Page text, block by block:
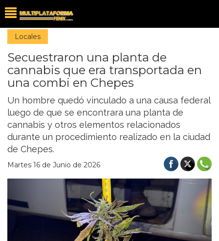
Locales
Secuestraron una planta de
cannabis que era transportada en
una combi en Chepes
Un hombre quedó vinculado a una causa federal
luego de que se encontrara una planta de
cannabis y otros elementos relacionados
durante un procedimiento realizado en la ciudad
de Chepes.
Martes 16 de Junio de 2026
Next